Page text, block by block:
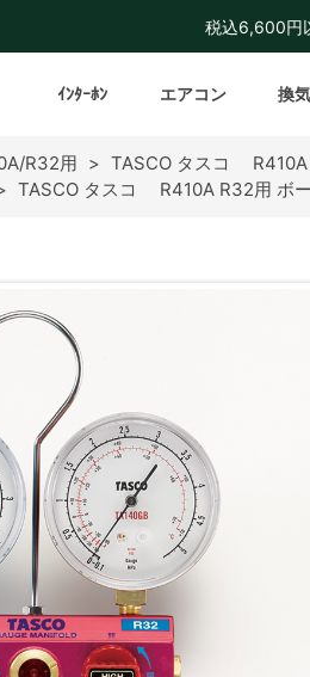
税込6,600円
ｲﾝﾀｰﾎﾝ エアコン 換
R32用 > TASCO タスコ R410A
TASCO タスコ R410A R32用 ボ